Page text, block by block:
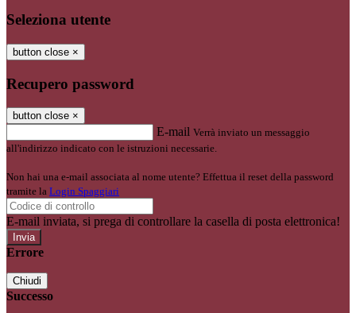
Seleziona utente
button close ×
Recupero password
button close ×
E-mail Verrà inviato un messaggio
all'indirizzo indicato con le istruzioni necessarie.
Non hai una e-mail associata al nome utente? Effettua il reset della password
tramite la Login Spaggiari
E-mail inviata, si prega di controllare la casella di posta elettronica!
Errore
Chiudi
Successo